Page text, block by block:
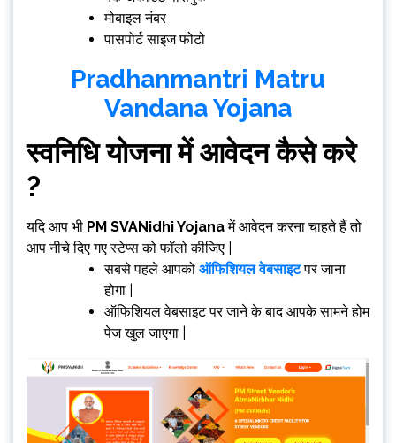
मोबाइल नंबर
पासपोर्ट साइज फोटो
Pradhanmantri Matru
Vandana Yojana
स्वनिधि योजना में आवेदन कैसे करे
?
यदि आप भी PM SVANidhi Yojanaमें आवेदन करना चाहते हैं तो
आप नीचे दिए गए स्टेप्स को फॉलो कीजिए |
सबसे पहले आपको ऑफिशियल वेबसाइटपर जाना
होगा |
ऑफिशियल वेबसाइट पर जाने के बाद आपके सामने होम
पेज खुल जाएगा |